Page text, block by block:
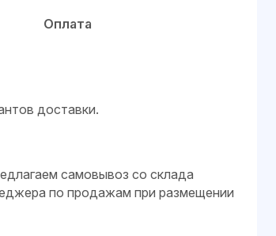
Оплата
доставки.
самовывоз со склада
по продажам при размещении